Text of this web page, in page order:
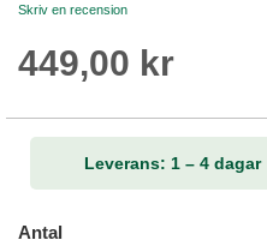
of
images
Skriv en recension
449,00 kr
Leverans: 1 – 4 dagar
Antal